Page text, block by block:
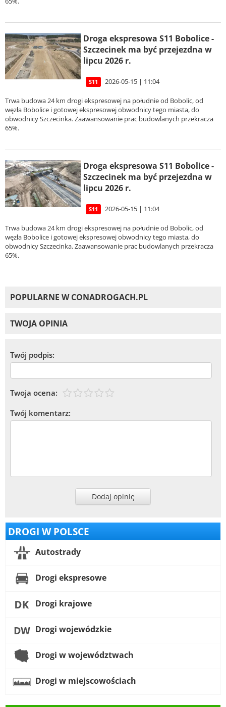
Droga ekspresowa S11 Bobolice -
Szczecinek ma być przejezdna w
lipcu 2026 r.
S11 2026-05-15 | 11:04
Trwa budowa 24 km drogi ekspresowej na południe od Bobolic, od
węzła Bobolice i gotowej ekspresowej obwodnicy tego miasta, do
obwodnicy Szczecinka. Zaawansowanie prac budowlanych przekracza
65%.
Droga ekspresowa S11 Bobolice -
Szczecinek ma być przejezdna w
lipcu 2026 r.
S11 2026-05-15 | 11:04
Trwa budowa 24 km drogi ekspresowej na południe od Bobolic, od
węzła Bobolice i gotowej ekspresowej obwodnicy tego miasta, do
obwodnicy Szczecinka. Zaawansowanie prac budowlanych przekracza
65%.
POPULARNE W CONADROGACH.PL
TWOJA OPINIA
Twój podpis:
Twoja ocena:
Twój komentarz:
Dodaj opinię
DROGI W POLSCE
Autostrady
Drogi ekspresowe
Drogi krajowe
Drogi wojewódzkie
Drogi w województwach
Drogi w miejscowościach